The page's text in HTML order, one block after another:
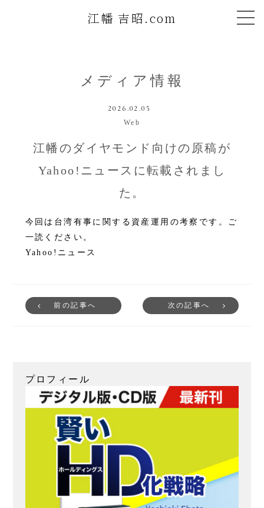
江幡 吉昭.com
メディア情報
2026.02.05
Web
江幡のダイヤモンド向けの原稿が
Yahoo!ニュースに転載されまし
た。
今回は台湾有事に関する資産運用の考察です。ご
一読ください。
Yahoo!ニュース
前の記事へ 次の記事へ
プロフィール